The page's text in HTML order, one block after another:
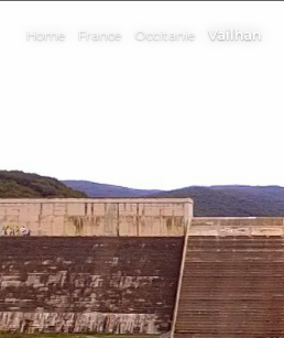
Home France Occitanie Vailhan